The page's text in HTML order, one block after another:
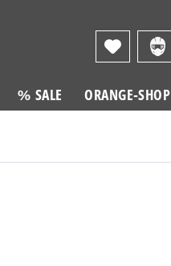
% SALE ORANGE-SHOP